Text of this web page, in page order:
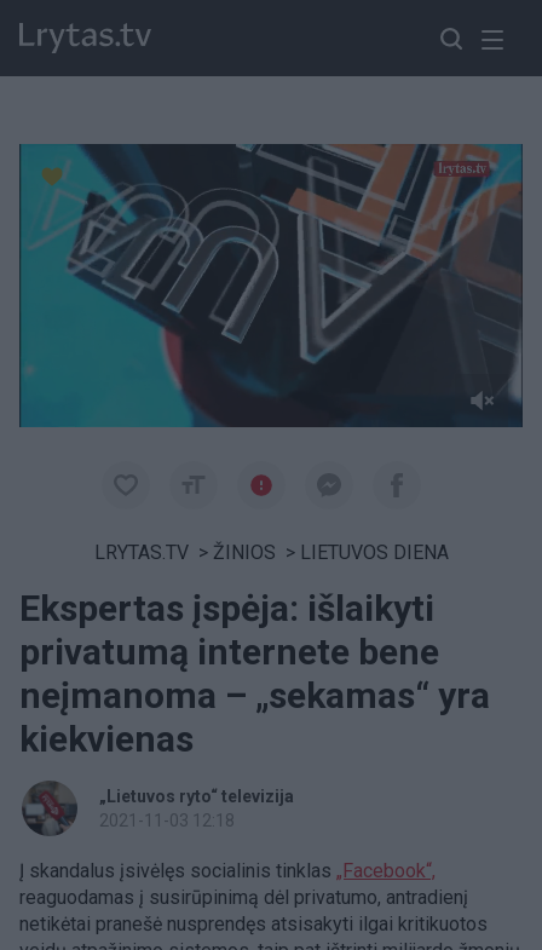
Paremkite Ukrainą
LRYTAS.TV > ŽINIOS > LIETUVOS DIENA
Ekspertas įspėja: išlaikyti
privatumą internete bene
neįmanoma – „sekamas“ yra
kiekvienas
„Lietuvos ryto“ televizija
2021-11-03 12:18
Į skandalus įsivėlęs socialinis tinklas „Facebook“,
reaguodamas į susirūpinimą dėl privatumo, antradienį
netikėtai pranešė nusprendęs atsisakyti ilgai kritikuotos